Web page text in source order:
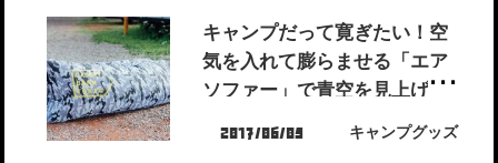
キャンプだって寛ぎたい！空
気を入れて膨らませる「エア
ソファー」で青空を見上げよ
2017/06/05 キャンプグッズ